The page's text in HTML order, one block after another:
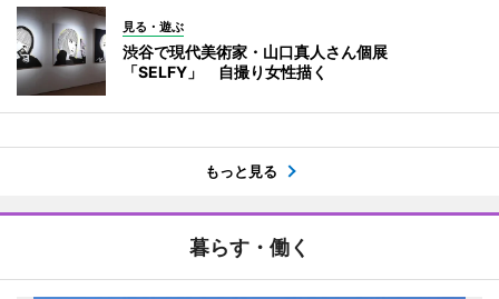
見る・遊ぶ
渋谷で現代美術家・山口真人さん個展
「SELFY」 自撮り女性描く
もっと見る
暮らす・働く